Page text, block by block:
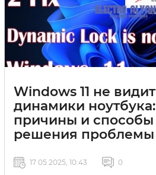
Windows 11 не видит
динамики ноутбука:
причины и способы
решения проблемы
17 05 2025, 10:43 0